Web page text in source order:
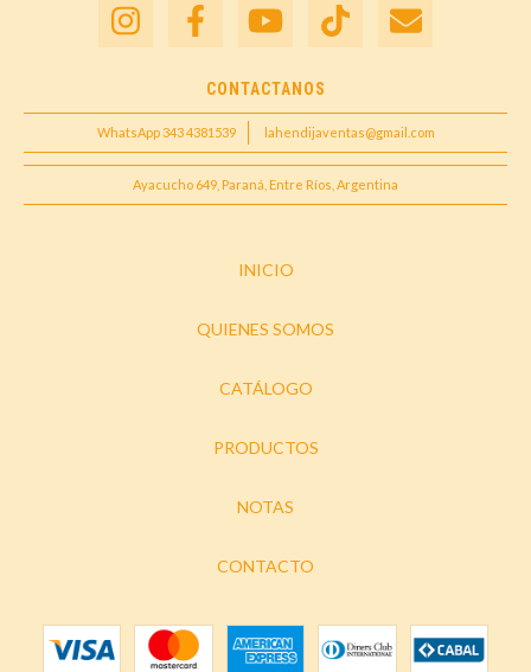
CONTACTANOS
WhatsApp 343 4381539 lahendijaventas@gmail.com
Ayacucho 649, Paraná, Entre Ríos, Argentina
INICIO
QUIENES SOMOS
CATÁLOGO
PRODUCTOS
NOTAS
CONTACTO